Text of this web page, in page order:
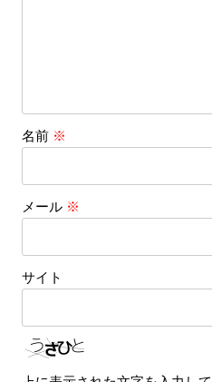
名前 ※
メール ※
サイト